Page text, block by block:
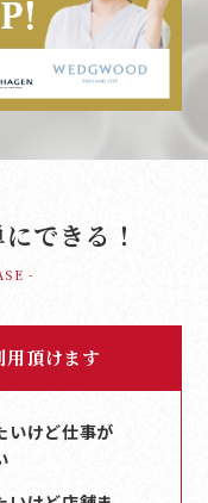
できる！
-
用頂けます
いけど仕事が